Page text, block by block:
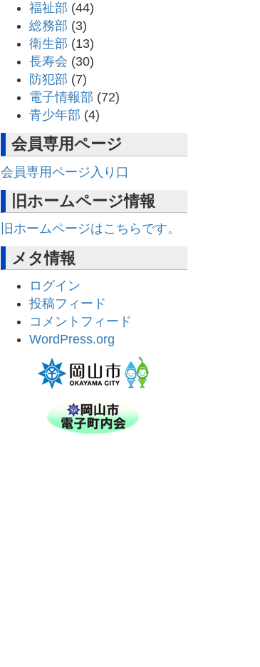
福祉部 (44)
総務部 (3)
衛生部 (13)
長寿会 (30)
防犯部 (7)
電子情報部 (72)
青少年部 (4)
会員専用ページ
会員専用ページ入り口
旧ホームページ情報
旧ホームページはこちらです。
メタ情報
ログイン
投稿フィード
コメントフィード
WordPress.org